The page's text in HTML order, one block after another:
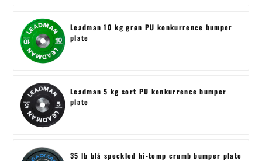
Leadman 10 kg grøn PU konkurrence bumper
plate
Leadman 5 kg sort PU konkurrence bumper
plate
35 lb blå speckled hi-temp crumb bumper plate